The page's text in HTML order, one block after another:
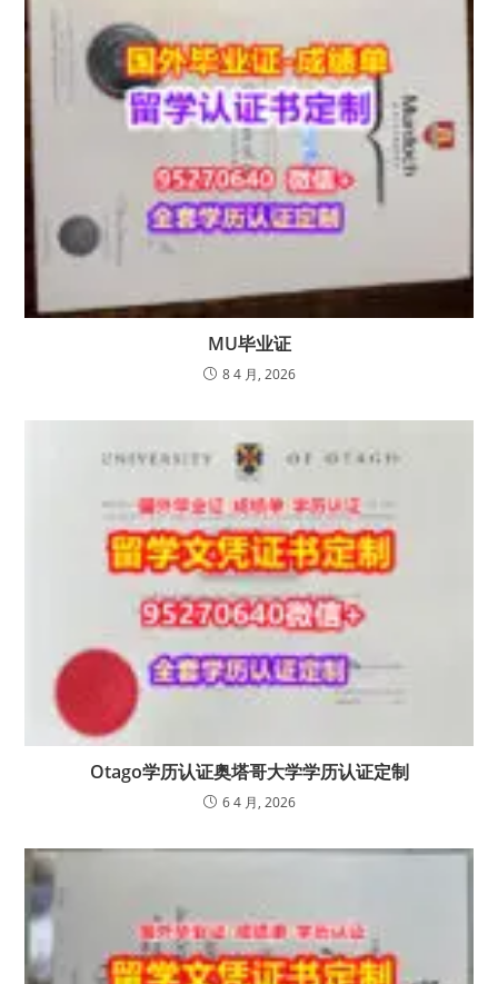
MU毕业证
8 4 月, 2026
Otago学历认证奥塔哥大学学历认证定制
6 4 月, 2026